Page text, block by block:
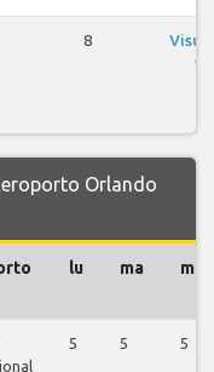
8
Orlando
lu ma me
5 5 5